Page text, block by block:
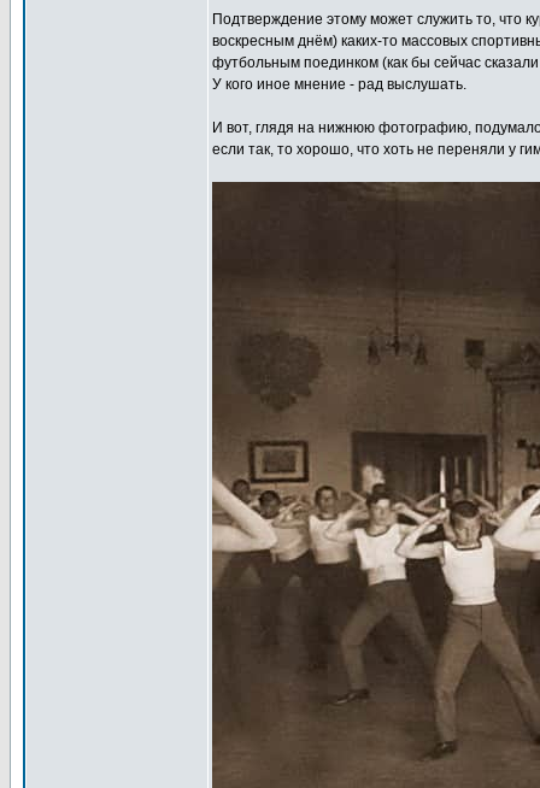
Подтверждение этому может служить то, что
воскресным днём) каких-то массовых
футбольным поединком (как бы сейчас
У кого иное мнение - рад выслушать.
И вот, глядя на нижнюю фотографию,
если так, то хорошо, что хоть не переняли у